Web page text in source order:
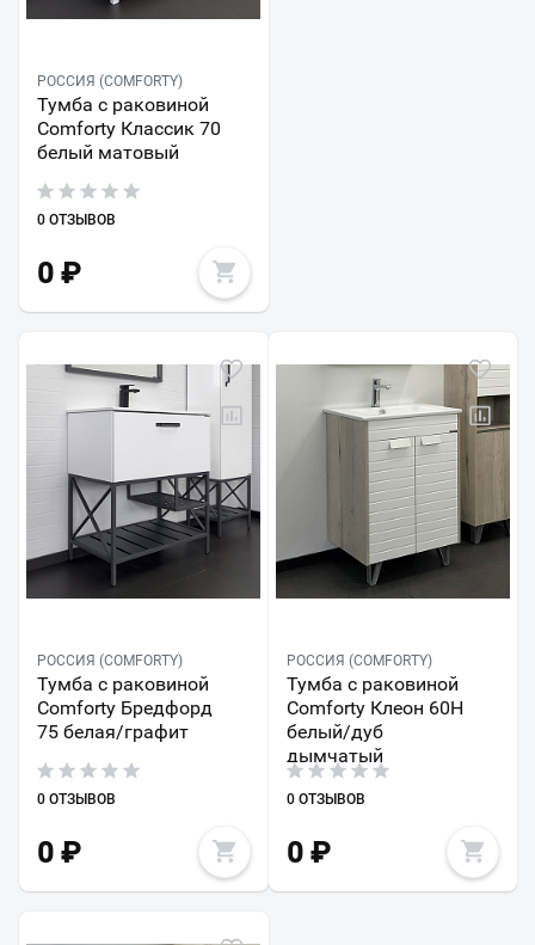
РОССИЯ (COMFORTY)
Тумба с раковиной
Comforty Классик 70
белый матовый
0 ОТЗЫВОВ
0 ₽
РОССИЯ (COMFORTY)
Тумба с раковиной
Comforty Бредфорд
75 белая/графит
0 ОТЗЫВОВ
0 ₽
РОССИЯ (COMFORTY)
Тумба с раковиной
Comforty Клеон 60Н
белый/дуб
дымчатый
0 ОТЗЫВОВ
0₽